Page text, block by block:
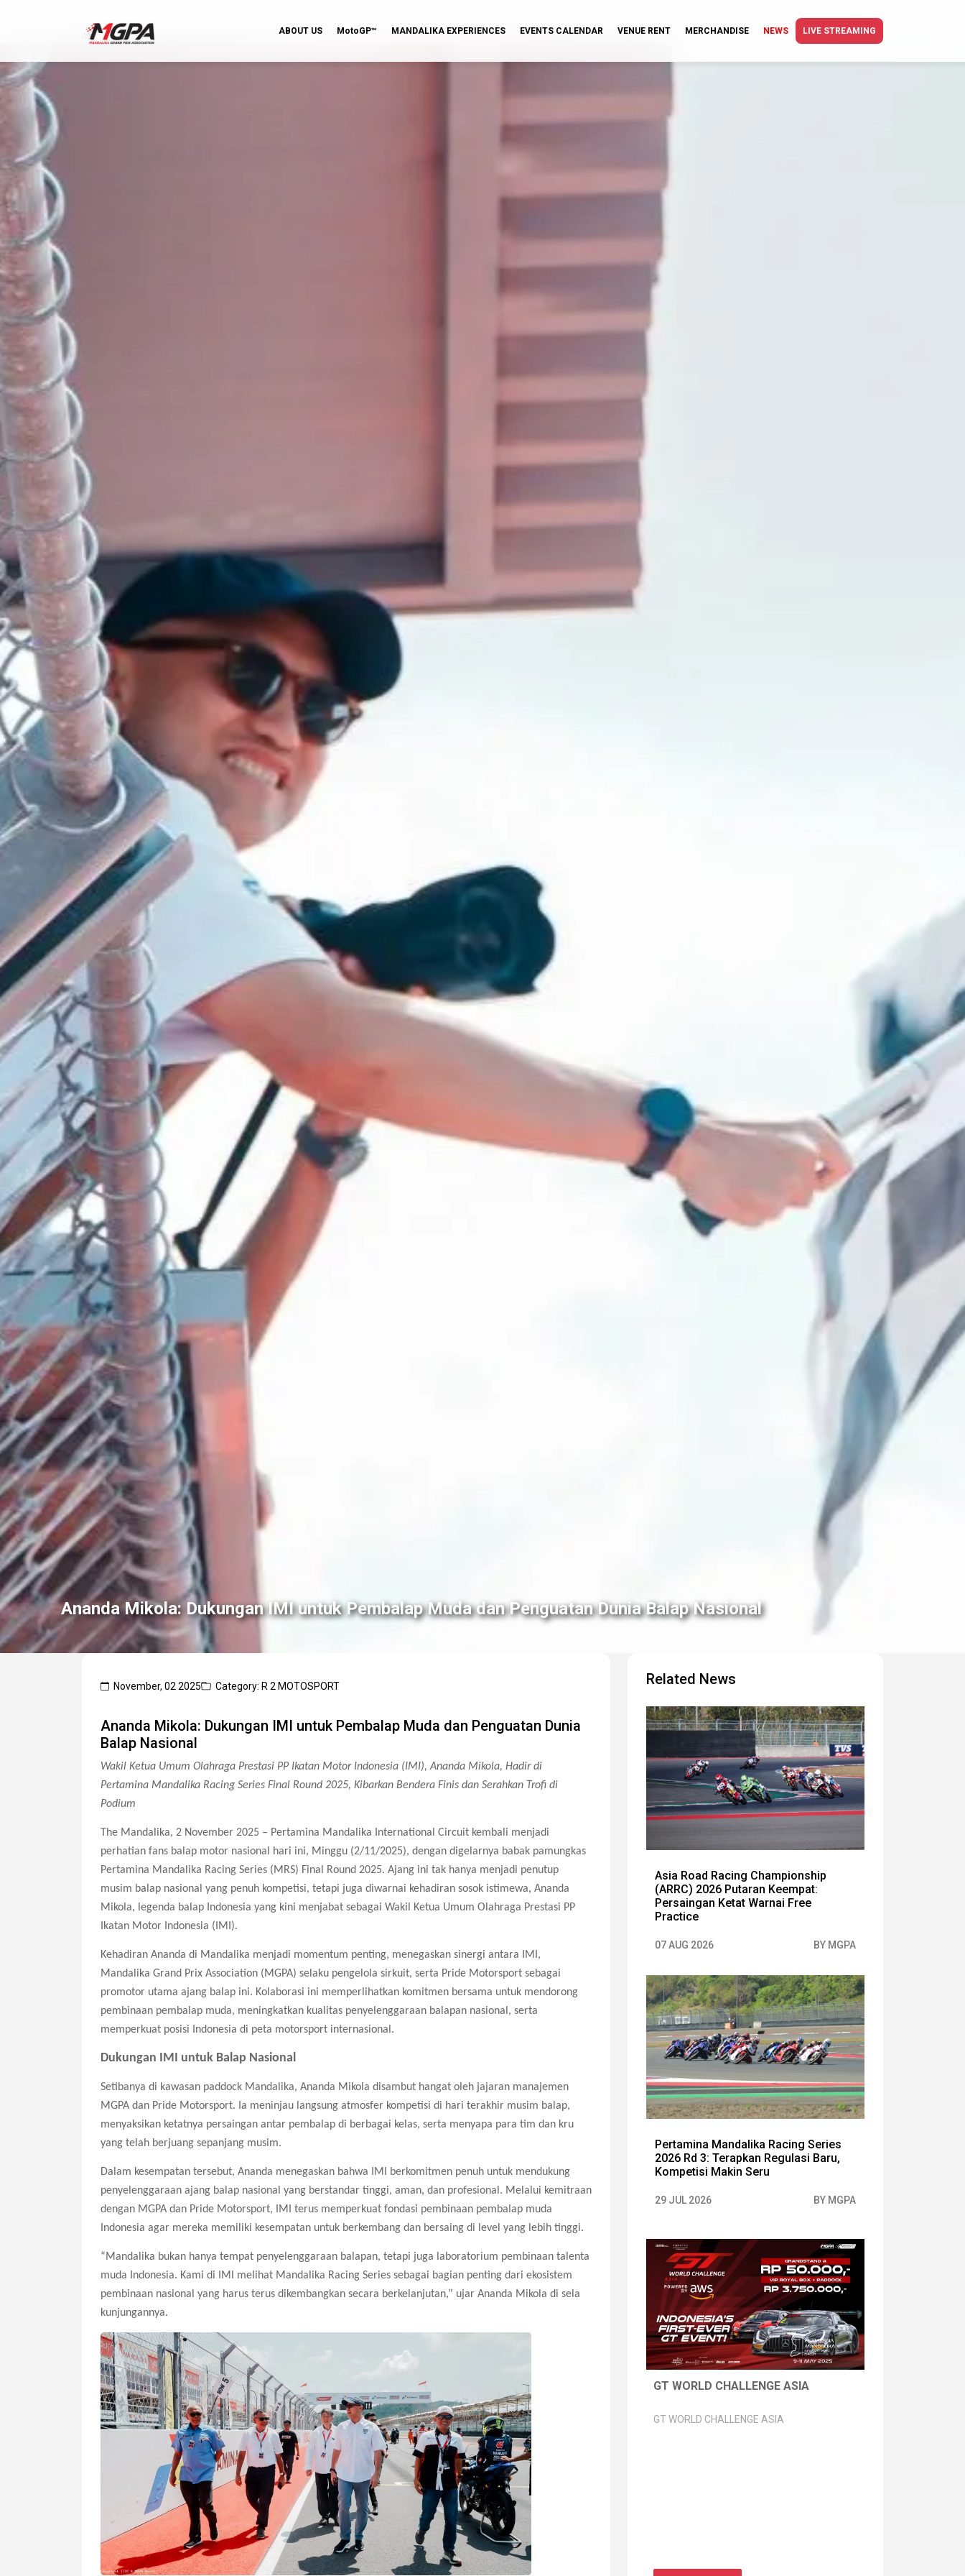
ABOUT US MotoGP™ MANDALIKA EXPERIENCES EVENTS CALENDAR VENUE RENT MERCHANDISE NEWS LIVE STREAMING
Ananda Mikola: Dukungan IMI untuk Pembalap Muda dan Penguatan Dunia Balap Nasional
November, 02 2025 Category: R 2 MOTOSPORT
Ananda Mikola: Dukungan IMI untuk Pembalap Muda dan Penguatan Dunia
Balap Nasional
Wakil Ketua Umum Olahraga Prestasi PP Ikatan Motor Indonesia (IMI), Ananda Mikola, Hadir di
Pertamina Mandalika Racing Series Final Round 2025, Kibarkan Bendera Finis dan Serahkan Trofi di
Podium
The Mandalika, 2 November 2025 – Pertamina Mandalika International Circuit kembali menjadi
perhatian fans balap motor nasional hari ini, Minggu (2/11/2025), dengan digelarnya babak pamungkas
Pertamina Mandalika Racing Series (MRS) Final Round 2025. Ajang ini tak hanya menjadi penutup
musim balap nasional yang penuh kompetisi, tetapi juga diwarnai kehadiran sosok istimewa, Ananda
Mikola, legenda balap Indonesia yang kini menjabat sebagai Wakil Ketua Umum Olahraga Prestasi PP
Ikatan Motor Indonesia (IMI).
Kehadiran Ananda di Mandalika menjadi momentum penting, menegaskan sinergi antara IMI,
Mandalika Grand Prix Association (MGPA) selaku pengelola sirkuit, serta Pride Motorsport sebagai
promotor utama ajang balap ini. Kolaborasi ini memperlihatkan komitmen bersama untuk mendorong
pembinaan pembalap muda, meningkatkan kualitas penyelenggaraan balapan nasional, serta
memperkuat posisi Indonesia di peta motorsport internasional.
Dukungan IMI untuk Balap Nasional
Setibanya di kawasan paddock Mandalika, Ananda Mikola disambut hangat oleh jajaran manajemen
MGPA dan Pride Motorsport. Ia meninjau langsung atmosfer kompetisi di hari terakhir musim balap,
menyaksikan ketatnya persaingan antar pembalap di berbagai kelas, serta menyapa para tim dan kru
yang telah berjuang sepanjang musim.
Dalam kesempatan tersebut, Ananda menegaskan bahwa IMI berkomitmen penuh untuk mendukung
penyelenggaraan ajang balap nasional yang berstandar tinggi, aman, dan profesional. Melalui kemitraan
dengan MGPA dan Pride Motorsport, IMI terus memperkuat fondasi pembinaan pembalap muda
Indonesia agar mereka memiliki kesempatan untuk berkembang dan bersaing di level yang lebih tinggi.
“Mandalika bukan hanya tempat penyelenggaraan balapan, tetapi juga laboratorium pembinaan talenta
muda Indonesia. Kami di IMI melihat Mandalika Racing Series sebagai bagian penting dari ekosistem
pembinaan nasional yang harus terus dikembangkan secara berkelanjutan,” ujar Ananda Mikola di sela
kunjungannya.
Related News
Asia Road Racing Championship
(ARRC) 2026 Putaran Keempat:
Persaingan Ketat Warnai Free
Practice
07 AUG 2026 BY MGPA
Pertamina Mandalika Racing Series
2026 Rd 3: Terapkan Regulasi Baru,
Kompetisi Makin Seru
29 JUL 2026 BY MGPA
GT WORLD CHALLENGE ASIA
GT WORLD CHALLENGE ASIA